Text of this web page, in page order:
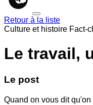
Retour à la liste
Culture et histoire Fact-
Le travail,
Le post
Quand on vous dit